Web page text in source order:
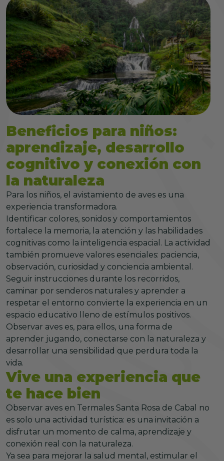
Beneficios para niños:
aprendizaje, desarrollo
cognitivo y conexión con
la naturaleza
Para los niños, el avistamiento de aves es una
experiencia transformadora.
Identificar colores, sonidos y comportamientos
fortalece la memoria, la atención y las habilidades
cognitivas como la inteligencia espacial. La actividad
también promueve valores esenciales: paciencia,
observación, curiosidad y conciencia ambiental.
Seguir instrucciones durante los recorridos,
caminar por senderos naturales y aprender a
respetar el entorno convierte la experiencia en un
espacio educativo lleno de estímulos positivos.
Observar aves es, para ellos, una forma de
aprender jugando, conectarse con la naturaleza y
desarrollar una sensibilidad que perdura toda la
vida.
Vive una experiencia que
te hace bien
Observar aves en Termales Santa Rosa de Cabal no
es solo una actividad turística: es una invitación a
disfrutar un momento de calma, aprendizaje y
conexión real con la naturaleza.
Ya sea para mejorar la salud mental, estimular el